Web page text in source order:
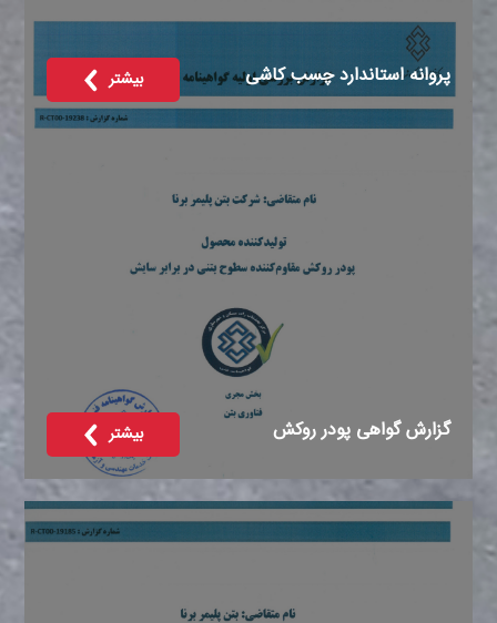
پروانه استاندارد چسب کاشی بیشتر
گزارش گواهی پودر روکش بیشتر